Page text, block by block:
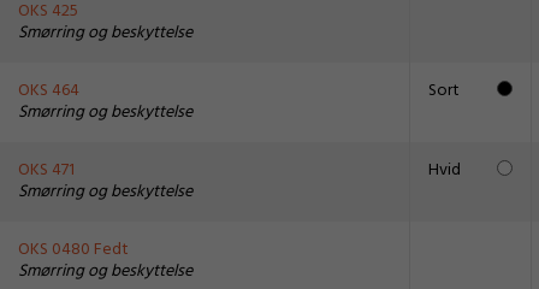
OKS 425
Smørring og beskyttelse
OKS 464
Smørring og beskyttelse
Sort
OKS 471
Smørring og beskyttelse
Hvid
OKS 0480 Fedt
Smørring og beskyttelse